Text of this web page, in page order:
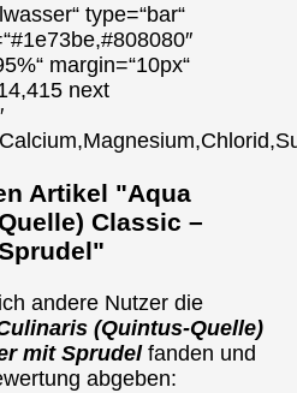
type=“bar“
margin=“10px“
next
Artikel "Aqua
Classic –
andere Nutzer die
(Quintus-Quelle)
mit Sprudelfanden und
abgeben: